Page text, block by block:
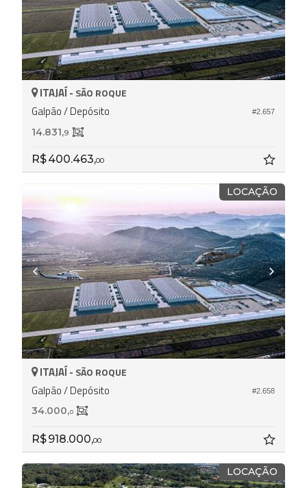
#2.657
ITAJAÍ - SÃO ROQUE
Galpão / Depósito
14.831,9
R$ 400.463,00
LOCAÇÃO
#2.658
ITAJAÍ - SÃO ROQUE
Galpão / Depósito
34.000,0
R$ 918.000,00
LOCAÇÃO